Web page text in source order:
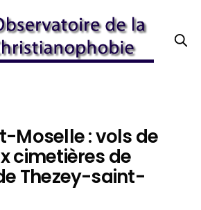
Moselle : vols de
cimetières de
Thezey-saint-